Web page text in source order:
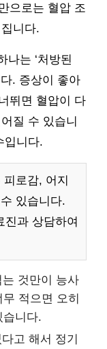
으로는 혈압 조
니다.
나는 ‘처방된
. 증상이 좋아
뛰면 혈압이 다
질 수 있습니
입니다.
로감, 어지
있습니다.
진과 상담하여
것만이 능사
적으면 오히
니다.
고 해서 정기